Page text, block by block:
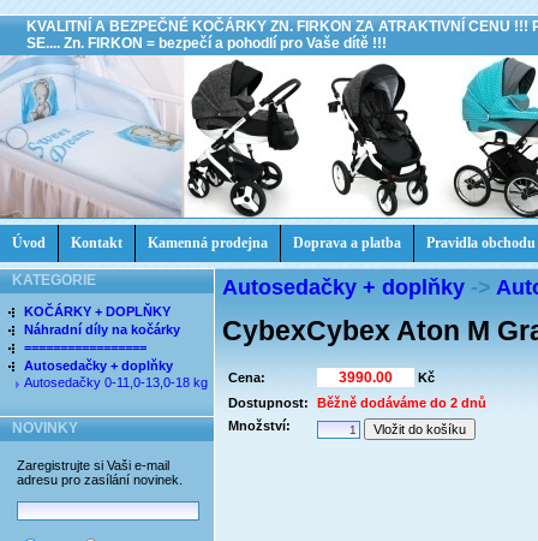
KVALITNÍ A BEZPEČNÉ KOČÁRKY ZN. FIRKON ZA ATRAKTIVNÍ CENU !!!
SE.... Zn. FIRKON = bezpečí a pohodlí pro Vaše dítě !!!
Úvod Kontakt Kamenná prodejna Doprava a platba Pravidla obchodu
KATEGORIE
KOČÁRKY + DOPLŇKY
Náhradní díly na kočárky
=================
Autosedačky + doplňky
Autosedačky 0-11,0-13,0-18 kg
NOVINKY
Zaregistrujte si Vaši e-mail
adresu pro zasílání novinek.
Autosedačky + doplňky ->
CybexCybex Aton M
Cena:
Kč
Dostupnost:
Běžně dodáváme do 2 dnů
Množství: